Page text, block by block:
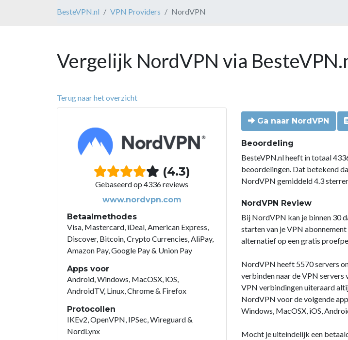
BesteVPN.nl VPN Providers NordVPN
Vergelijk NordVPN via
Terug naar het overzicht
(4.3)
Gebaseerd op 4336 reviews
www.nordvpn.com
Betaalmethodes
Visa, Mastercard, iDeal, American Express,
Discover, Bitcoin, Crypto Currencies, AliPay,
Amazon Pay, Google Pay & Union Pay
Apps voor
Android, Windows, MacOSX, iOS,
AndroidTV, Linux, Chrome & Firefox
Protocollen
IKEv2, OpenVPN, IPSec, Wireguard &
NordLynx
Ga naar NordVPN
Beoordeling
BesteVPN.nl heeft in totaal
beoordelingen. Dat betekend
NordVPN gemiddeld 4.3
NordVPN Review
Bij NordVPN kan je binnen 30
starten van je VPN
alternatief op een gratis
NordVPN heeft 5570 servers
verbinden naar de VPN servers
VPN verbindingen uiteraard
NordVPN voor de volgende
Windows, MacOSX, iOS,
Mocht je uiteindelijk een